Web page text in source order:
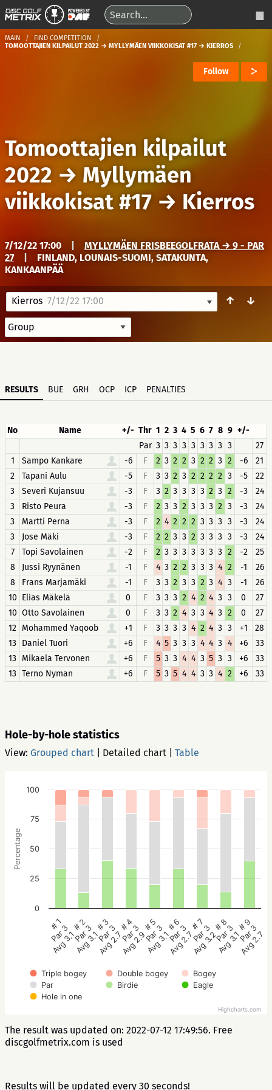
MAIN
FIND COMPETITION
TOMOOTTAJIEN KILPAILUT 2022 → MYLLYMÄEN VIIKKOKISAT #17 → KIERROS
Follow
Tomoottajien kilpailut
2022 → Myllymäen
viikkokisat #17 → Kierros
7/12/22 17:00
MYLLYMÄEN FRISBEEGOLFRATA → 9 - PAR
27
FINLAND, LOUNAIS-SUOMI, SATAKUNTA,
KANKAANPÄÄ
Kierros 7/12/22 17:00 ↑ ↓
RESULTS BUE GRH OCP ICP PENALTIES
No Name +/- Thr 1 2 3 4 5 6 7 8 9 +/-
Par 3 3 3 3 3 3 3 3 3
27
1
Sampo Kankare -6 F 2 3 2 2 3 2 2 3 2 -6
21
2
Tapani Aulu -5 F 3 3 2 3 2 2 2 2 3 -5
22
3
Severi Kujansuu -3 F 3 2 3 3 3 3 2 3 2 -3
24
3
Risto Peura -3 F 2 3 3 2 3 3 3 2 3 -3
24
3
Martti Perna -3 F 2 4 2 2 2 3 3 3 3 -3
24
3
Jose Mäki -3 F 2 2 3 3 2 3 3 3 3 -3
24
7
Topi Savolainen -2 F 2 3 3 3 3 3 3 3 2 -2
25
8
Jussi Ryynänen -1 F 4 3 2 2 3 3 3 4 2 -1
26
8
Frans Marjamäki -1 F 3 3 2 3 3 2 3 4 3 -1
26
10 Elias Mäkelä 0 F 3 3 3 2 4 2 4 3 3 0
27
10 Otto Savolainen 0 F 3 3 2 4 3 3 4 3 2 0
27
12 Mohammed Yaqoob +1 F 3 3 3 3 4 2 4 3 3 +1
28
13 Daniel Tuori +6 F 4 5 3 3 3 4 4 3 4 +6
33
13 Mikaela Tervonen +6 F 5 3 3 4 4 3 5 3 3 +6
33
13 Terno Nyman +6 F 5 3 5 4 4 3 3 4 2 +6 33
Hole-by-hole statistics
View: Grouped chart Detailed chart Table
Percentage
Triple bogey Double bogey
Bogey
Par
Birdie
Eagle
Hole in one
# 1
Par 3
Avg 3.1
# 2
Par 3
Avg 3.1
# 3
Par 3
Avg 2.7
# 4
Par 3
Avg 2.9
# 5
Par 3
Avg 3.1
# 6
Par 3
Avg 2.7
# 7
Par 3
Avg 3.2
# 8
Par 3
Avg 3.1
# 9
Par 3
Avg 2.7
0
25
50
75
100
Highcharts.com
The result was updated on: 2022-07-12 17:49:56. Free
discgolfmetrix.com is used
Results will be updated every 30 seconds!